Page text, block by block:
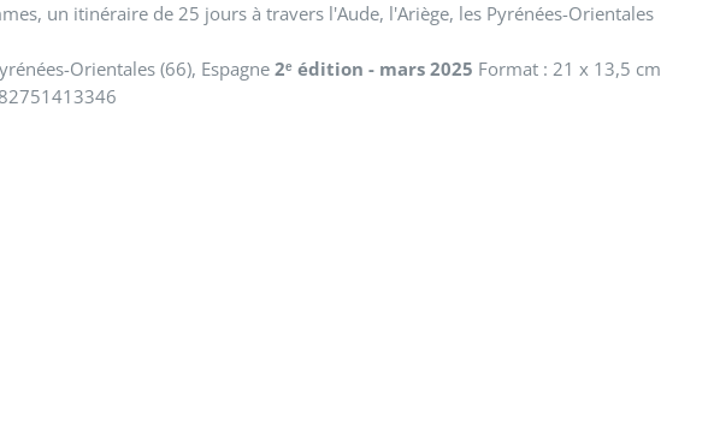
un itinéraire de 25 jours à travers l'Aude, l'Ariège, les Pyrénées-Orientales
Orientales (66), Espagne2ᵉ édition - mars 2025 Format : 21 x 13,5 cm